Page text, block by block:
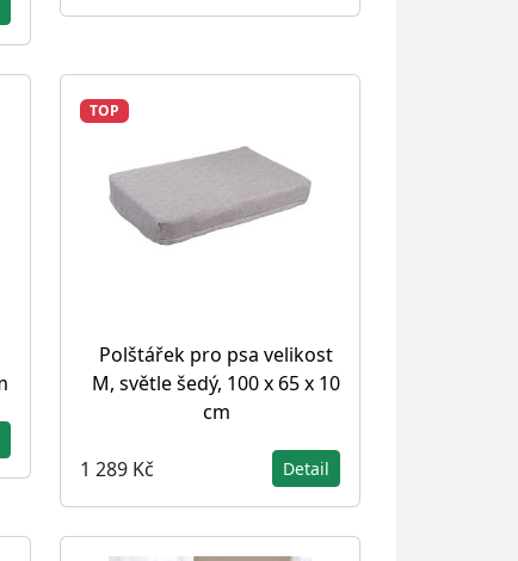
TOP
Polštářek pro psa velikost
M, světle šedý, 100 x 65 x 10
cm
1 289 Kč Detail